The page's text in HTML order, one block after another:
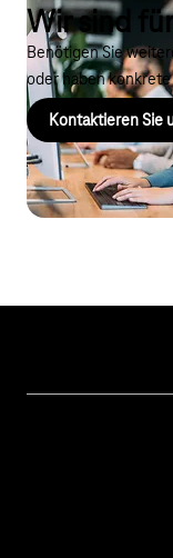
Wir sind
Benötigen Sie
oder haben
Kontaktieren Sie